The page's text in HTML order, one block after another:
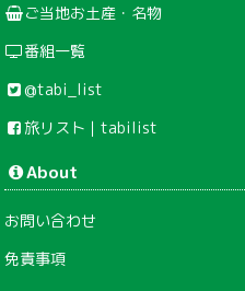
ご当地お土産・名物
番組一覧
@tabi_list
旅リスト｜tabilist
About
お問い合わせ
免責事項